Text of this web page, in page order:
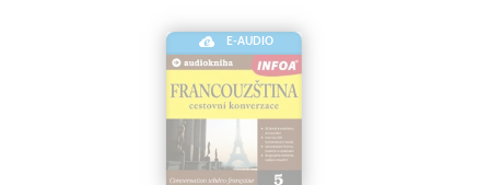
E-AUDIO